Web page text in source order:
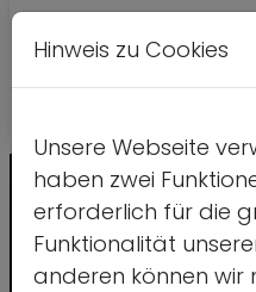
Hinweis zu Cookies
Unsere Webseite
haben zwei
erforderlich für die
Funktionalität
anderen können wir